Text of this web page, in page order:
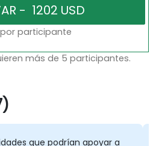
participante
más de 5 participantes.
que podrían apoyar a